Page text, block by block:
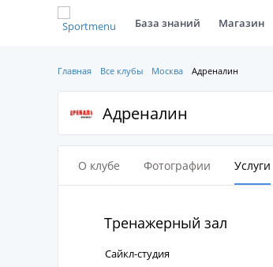
База знаний Магазин
Главная Все клубы Москва Адреналин
Адреналин
О клубе Фотографии Услуги
Тренажерный зал
Сайкл-студия